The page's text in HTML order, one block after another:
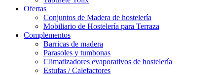
Ofertas
Conjuntos de Madera de hostelería
Mobiliario de Hostelería para Terraza
Complementos
Barricas de madera
Parasoles y tumbonas
Climatizadores evaporativos de hostelería
Estufas / Calefactores